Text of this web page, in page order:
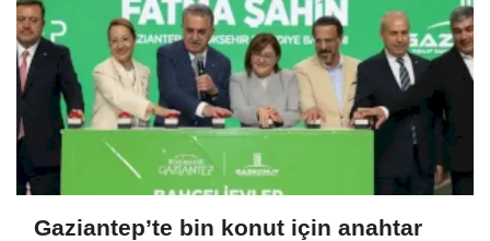
Gaziantep’te bin konut için anahtar